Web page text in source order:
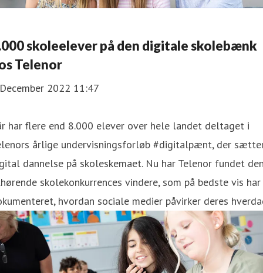
skoleelever på den digitale skolebænk
Telenor
2022 11:47
har flere end 8.000 elever over hele landet deltaget i
årlige undervisningsforløb #digitalpænt, der
dannelse på skoleskemaet. Nu har Telenor fundet
skolekonkurrences vindere, som på bedste vis har
hvordan sociale medier påvirker deres